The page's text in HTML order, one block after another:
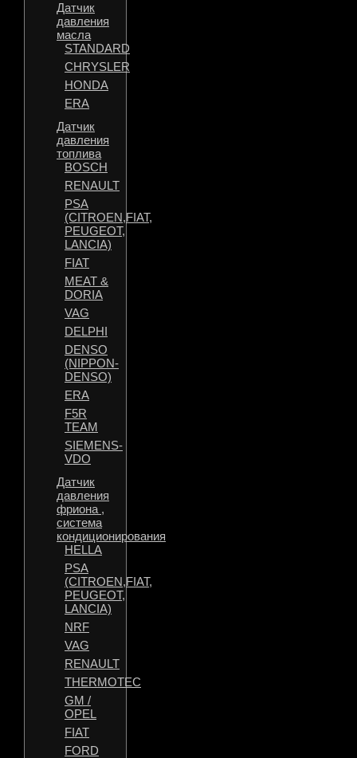
Датчик
давления
масла
STANDARD
CHRYSLER
HONDA
ERA
Датчик
давления
топлива
BOSCH
RENAULT
PSA
(CITROEN,FIAT,
PEUGEOT,
LANCIA)
FIAT
MEAT &
DORIA
VAG
DELPHI
DENSO
(NIPPON-
DENSO)
ERA
F5R
TEAM
SIEMENS-
VDO
Датчик
давления
фриона ,
система
кондиционирования
HELLA
PSA
(CITROEN,FIAT,
PEUGEOT,
LANCIA)
NRF
VAG
RENAULT
THERMOTEC
GM /
OPEL
FIAT
FORD